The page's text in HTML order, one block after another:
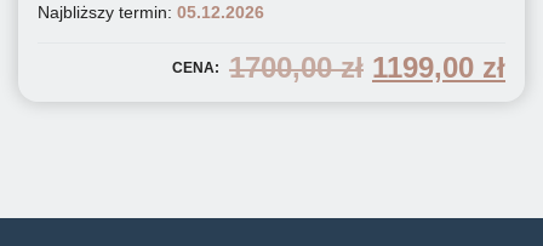
Najbliższy termin: 05.12.2026
CENA: 1700,00zł pierwotna
1199,00 zł